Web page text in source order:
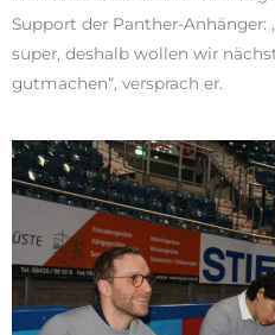
Support der Panther-
super, deshalb wollen wir
gutmachen“, versprach er.